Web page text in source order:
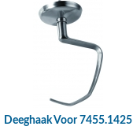
Deeghaak Voor 7455.1425